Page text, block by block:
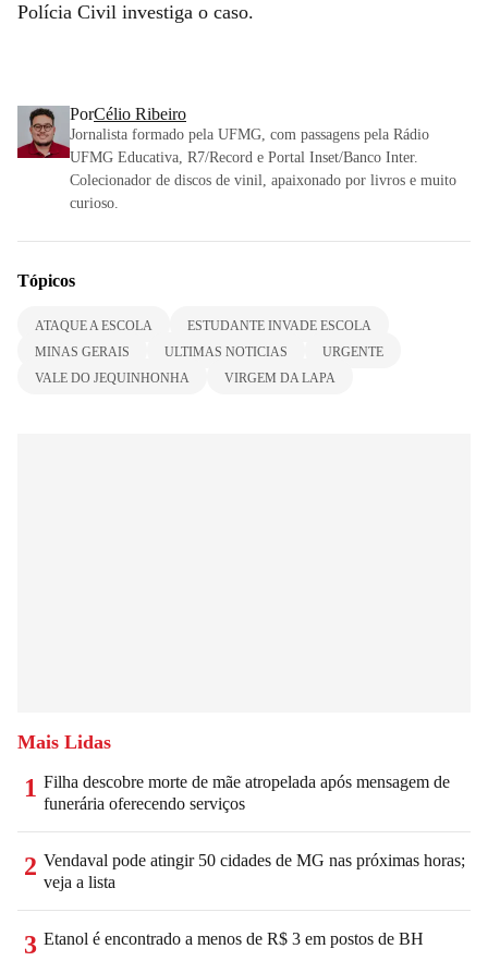
Polícia Civil investiga o caso.
PorCélio Ribeiro
Jornalista formado pela UFMG, com passagens pela Rádio
UFMG Educativa, R7/Record e Portal Inset/Banco Inter.
Colecionador de discos de vinil, apaixonado por livros e muito
curioso.
Tópicos
ATAQUE A ESCOLA
ESTUDANTE INVADE ESCOLA
MINAS GERAIS
ULTIMAS NOTICIAS
URGENTE
VALE DO JEQUINHONHA
VIRGEM DA LAPA
Mais Lidas
1 Filha descobre morte de mãe atropelada após mensagem de
funerária oferecendo serviços
2 Vendaval pode atingir 50 cidades de MG nas próximas horas;
veja a lista
3 Etanol é encontrado a menos de R$ 3 em postos de BH